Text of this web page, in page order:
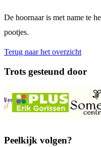
De hoornaar is met name te
pootjes.
Terug naar het overzicht
Trots gesteund door
Peelkijk volgen?